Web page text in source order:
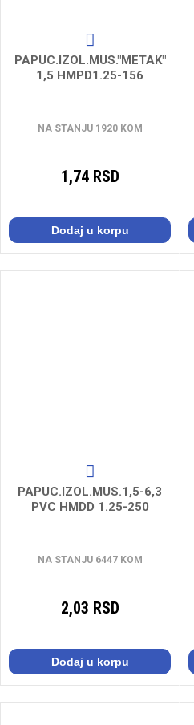
PAPUC.IZOL.MUS."METAK"
1,5 HMPD1.25-156
NA STANJU 1920 KOM
1,74 RSD
Dodaj u korpu
PAPUC.IZOL.MUS.1,5-6,3
PVC HMDD 1.25-250
NA STANJU 6447 KOM
2,03 RSD
Dodaj u korpu